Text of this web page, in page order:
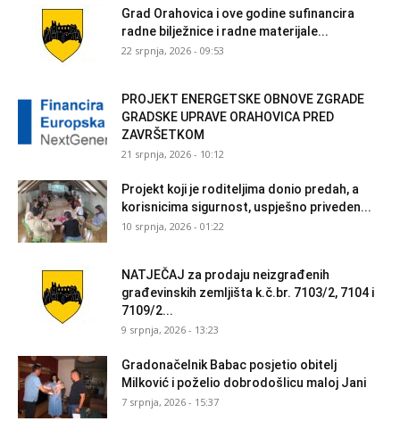
Grad Orahovica i ove godine sufinancira
radne bilježnice i radne materijale...
22 srpnja, 2026 - 09:53
PROJEKT ENERGETSKE OBNOVE ZGRADE
GRADSKE UPRAVE ORAHOVICA PRED
ZAVRŠETKOM
21 srpnja, 2026 - 10:12
Projekt koji je roditeljima donio predah, a
korisnicima sigurnost, uspješno priveden...
10 srpnja, 2026 - 01:22
NATJEČAJ za prodaju neizgrađenih
građevinskih zemljišta k.č.br. 7103/2, 7104 i
7109/2...
9 srpnja, 2026 - 13:23
Gradonačelnik Babac posjetio obitelj
Milković i poželio dobrodošlicu maloj Jani
7 srpnja, 2026 - 15:37